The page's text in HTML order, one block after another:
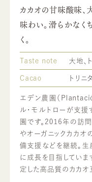
カカオの甘味酸味、
味わい。滑らかなく
く。
Taste note 大地、
Cacao トリニ
エデン農園（
ル・モルトローが支
園です。2016年の訪
やオーガニックカカオ
備支援などを継続。生
に成長を目指していま
定した高品質のカカオ